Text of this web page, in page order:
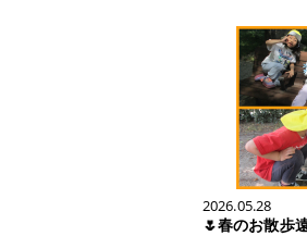
2026.05.28
🌷春のお散歩